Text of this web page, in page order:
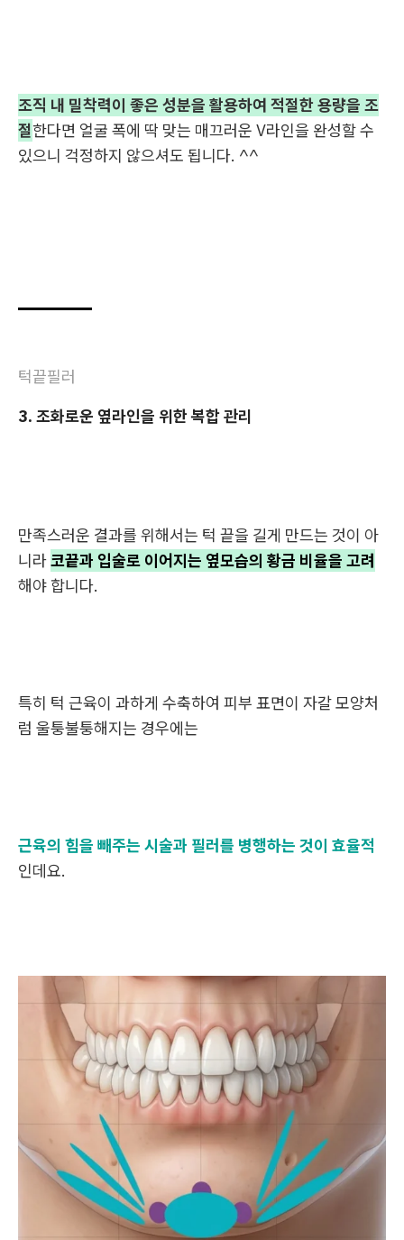
조직 내 밀착력이 좋은 성분을 활용하여 적절한 용량을 조
절한다면 얼굴 폭에 딱 맞는 매끄러운 V라인을 완성할 수
있으니 걱정하지 않으셔도 됩니다. ^^
턱끝필러
3. 조화로운 옆라인을 위한 복합 관리
만족스러운 결과를 위해서는 턱 끝을 길게 만드는 것이 아
니라코끝과 입술로 이어지는 옆모습의 황금 비율을 고려
해야 합니다.
특히 턱 근육이 과하게 수축하여 피부 표면이 자갈 모양처
럼 울퉁불퉁해지는 경우에는
근육의 힘을 빼주는 시술과 필러를 병행하는 것이 효율적
인데요.